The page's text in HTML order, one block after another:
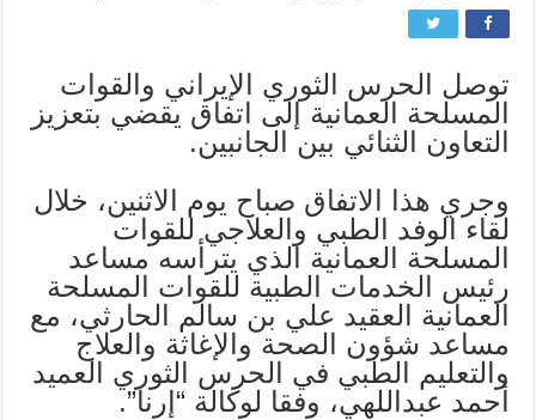
توصل الحرس الثوري الإيراني والقوات
المسلحة العمانية إلى اتفاق يقضي بتعزيز
التعاون الثنائي بين الجانبين.
وجري هذا الاتفاق صباح يوم الاثنين، خلال
لقاء الوفد الطبي والعلاجي للقوات
المسلحة العمانية الذي يترأسه مساعد
رئيس الخدمات الطبية للقوات المسلحة
العمانية العقيد علي بن سالم الحارثي، مع
مساعد شؤون الصحة والإغاثة والعلاج
والتعليم الطبي في الحرس الثوري العميد
أحمد عبداللهي، وفقا لوكالة “إرنا”.